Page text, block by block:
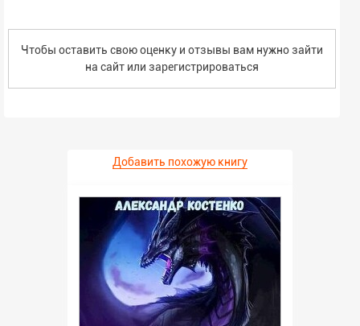
Чтобы оставить свою оценку и отзывы вам нужно зайти
на сайт или зарегистрироваться
Добавить похожую книгу